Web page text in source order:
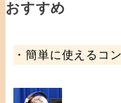
おすすめ
・簡単に使えるコ